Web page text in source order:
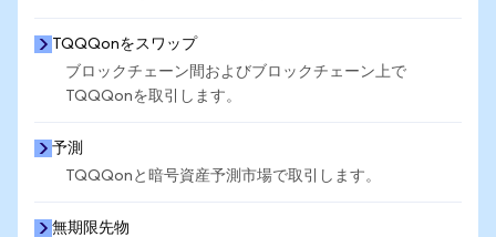
TQQQonをスワップ
ブロックチェーン間およびブロックチェーン上で
TQQQonを取引します。
予測
TQQQonと暗号資産予測市場で取引します。
無期限先物